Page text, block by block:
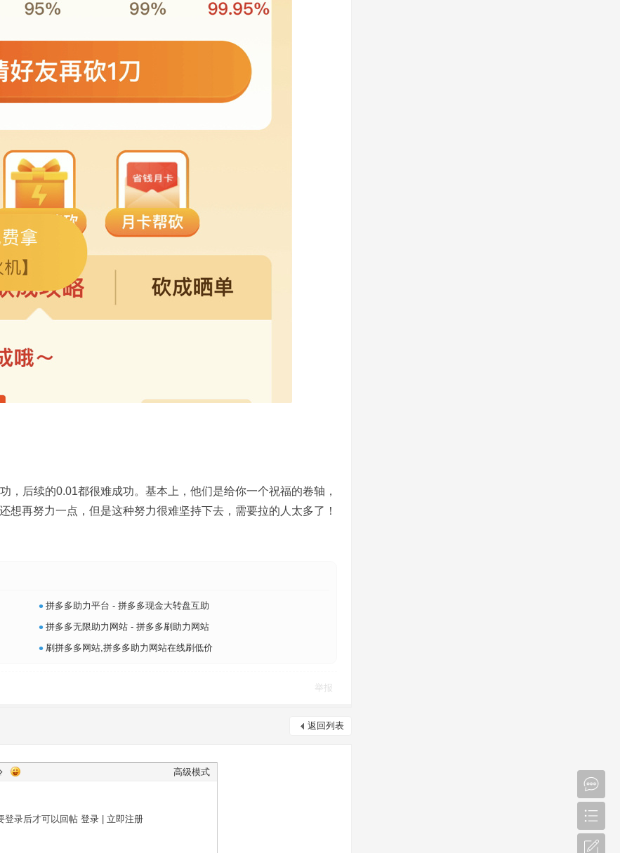
，后续的0.01都很难成功。基本上，他们是给你一个祝福的卷轴，
想再努力一点，但是这种努力很难坚持下去，需要拉的人太多了！
• 拼多多助力平台 - 拼多多现金大转盘互助
• 拼多多无限助力网站 - 拼多多刷助力网站
• 刷拼多多网站,拼多多助力网站在线刷低价
举报
返回列表
高级模式
登录后才可以回帖 登录| 立即注册